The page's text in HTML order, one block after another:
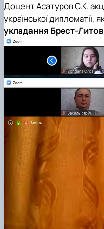
Доцент Асатуров С.К.
української дипломатії,
укладання Брест-